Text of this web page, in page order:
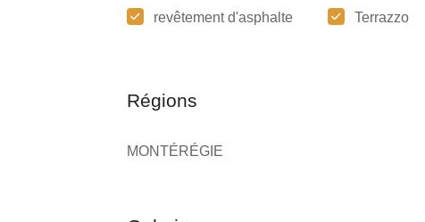
revêtement d'asphalte Terrazzo
Régions
MONTÉRÉGIE